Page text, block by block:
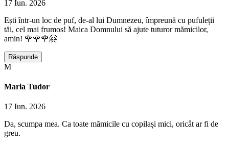
17 Iun. 2026
Ești într-un loc de puf, de-al lui Dumnezeu, împreună cu pufuleții
tăi, cel mai frumos! Maica Domnului să ajute tuturor mămicilor,
amin! 🌹🌹🌹🤗
Răspunde
M
Maria Tudor
17 Iun. 2026
Da, scumpa mea. Ca toate mămicile cu copilași mici, oricât ar fi de
greu.